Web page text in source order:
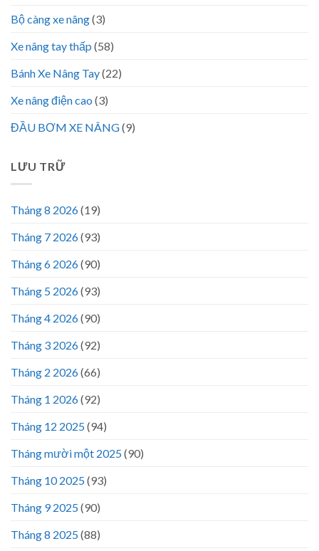
Bộ càng xe nâng(3)
Xe nâng tay thấp (58)
Bánh Xe Nâng Tay(22)
Xe nâng điện cao (3)
ĐẦU BƠM XE NÂNG(9)
LƯU TRỮ
Tháng 8 2026(19)
Tháng 7 2026(93)
Tháng 6 2026(90)
Tháng 5 2026(93)
Tháng 4 2026(90)
Tháng 3 2026(92)
Tháng 2 2026(66)
Tháng 1 2026(92)
Tháng 12 2025(94)
Tháng mười một 2025(90)
Tháng 10 2025(93)
Tháng 9 2025(90)
Tháng 8 2025(88)